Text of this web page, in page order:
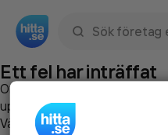
Ett fel har inträffat
Om du vill kan du
uppstod så att vi lättare och
Vänligen försök med följande: